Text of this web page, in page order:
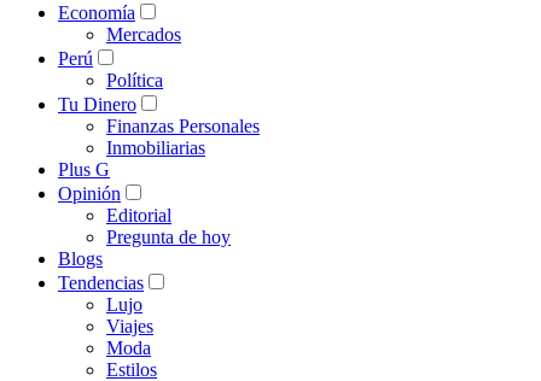
Economía
Mercados
Perú
Política
Tu Dinero
Finanzas Personales
Inmobiliarias
Plus G
Opinión
Editorial
Pregunta de hoy
Blogs
Tendencias
Lujo
Viajes
Moda
Estilos